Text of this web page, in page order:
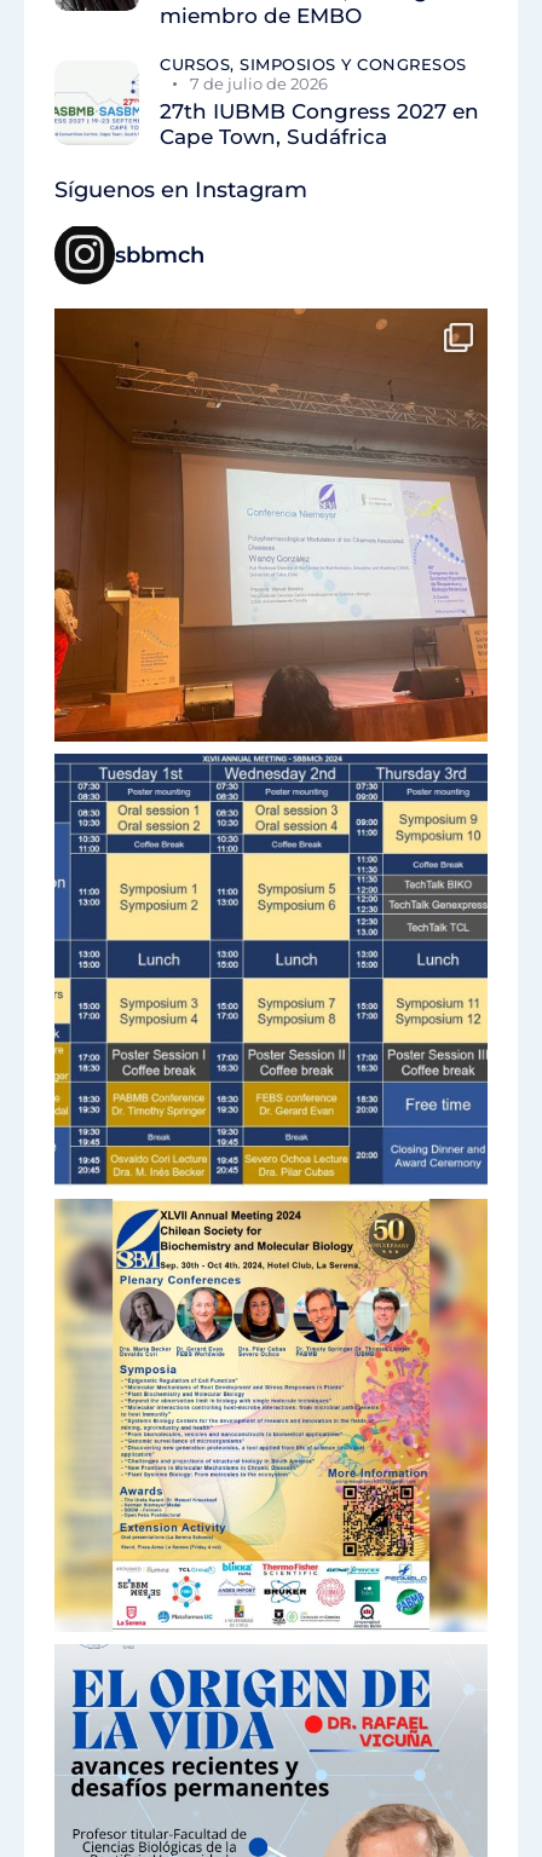
miembro de EMBO
CURSOS, SIMPOSIOS Y CONGRESOS
7 de julio de 2026
27th IUBMB Congress 2027 en
Cape Town, Sudáfrica
Síguenos en Instagram
sbbmch